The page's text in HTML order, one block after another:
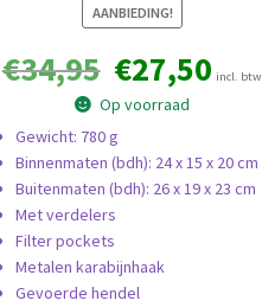
AANBIEDING!
€34,95
Oorspronkelijke
prijs
was:
€34,95.
€27,50 prijs
incl. btw
Op voorraad
Gewicht: 780 g
Binnenmaten (bdh): 24 x 15 x 20 cm
Buitenmaten (bdh): 26 x 19 x 23 cm
Met verdelers
Filter pockets
Metalen karabijnhaak
Gevoerde hendel